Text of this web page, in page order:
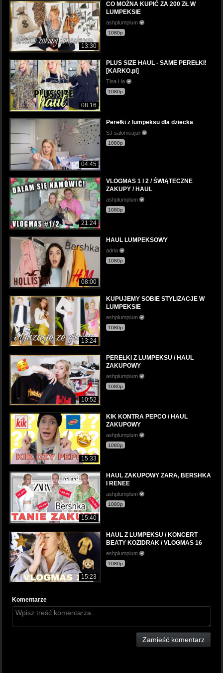
13:30
CO MOŻNA KUPIĆ ZA 200 ZŁ W
LUMPEKSIE
ashplumplum
1080p
08:16
PLUS SIZE HAUL - SAME PEREŁKI!
[KARKO.pl]
Tina Ha
1080p
04:45
Perełki z lumpeksu dla dziecka
SJ salomeajuli
1080p
21:24
VLOGMAS 1 I 2 / ŚWIĄTECZNE
ZAKUPY / HAUL
ashplumplum
1080p
08:00
HAUL LUMPEKSOWY
adria
1080p
13:24
KUPUJEMY SOBIE STYLIZACJE W
LUMPEKSIE
ashplumplum
1080p
10:52
PEREŁKI Z LUMPEKSU / HAUL
ZAKUPOWY
ashplumplum
1080p
15:33
KIK KONTRA PEPCO / HAUL
ZAKUPOWY
ashplumplum
1080p
15:40
HAUL ZAKUPOWY ZARA, BERSHKA
I RENEE
ashplumplum
1080p
15:23
HAUL Z LUMPEKSU / KONCERT
BEATY KOZIDRAK / VLOGMAS 16
ashplumplum
1080p
Komentarze
Zamieść komentarz